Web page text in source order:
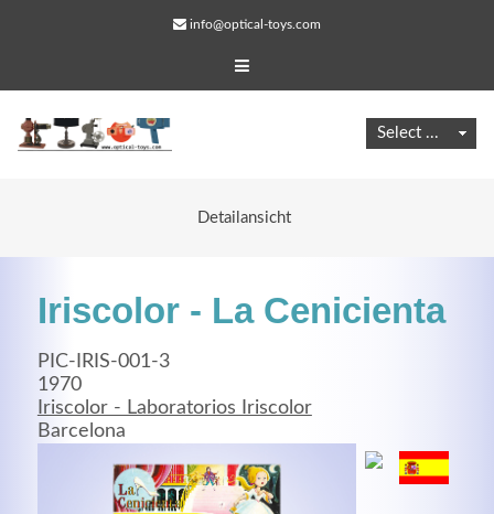
info@optical-toys.com
Detailansicht
Iriscolor - La Cenicienta
PIC-IRIS-001-3
1970
Iriscolor - Laboratorios Iriscolor
Barcelona
Web Projects
Lorem ipsum dolor sit amet, consectetuer adipiscing
elit. Aenean commodo ligula eget dolor.